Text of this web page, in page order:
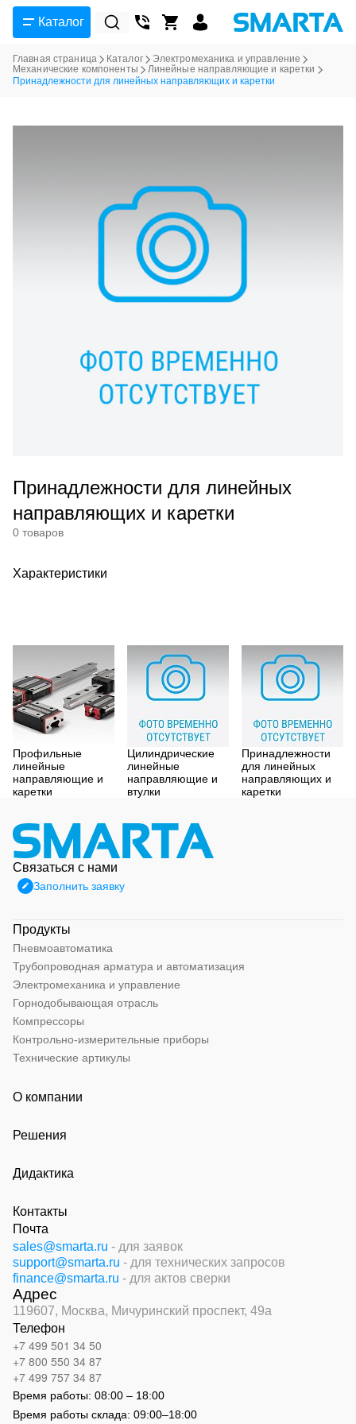
Каталог
Главная страница Каталог
Электромеханика и управление
Механические компоненты
Линейные направляющие и каретки
Принадлежности для линейных направляющих и каретки
Принадлежности для линейных
направляющих и каретки
0 товаров
Характеристики
Профильные
линейные
направляющие и
каретки
Цилиндрические
линейные
направляющие и
втулки
Принадлежности
для линейных
направляющих и
каретки
Связаться с нами
Заполнить заявку
Продукты
Пневмоавтоматика
Трубопроводная арматура и автоматизация
Электромеханика и управление
Горнодобывающая отрасль
Компрессоры
Контрольно-измерительные приборы
Технические артикулы
О компании
Решения
Дидактика
Контакты
Почта
sales@smarta.ru - для заявок
support@smarta.ru - для технических запросов
finance@smarta.ru - для актов сверки
Адрес
119607, Москва, Мичуринский проспект, 49а
Телефон
+7 499 501 34 50
+7 800 550 34 87
+7 499 757 34 87
Время работы: 08:00 – 18:00
Время работы склада: 09:00–18:00